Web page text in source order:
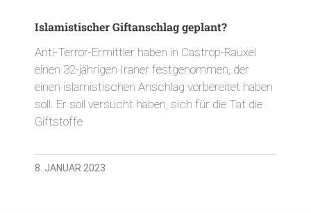
Islamistischer Giftanschlag geplant?
Anti-Terror-Ermittler haben in Castrop-Rauxel
einen 32-jährigen Iraner festgenommen, der
einen islamistischen Anschlag vorbereitet haben
soll. Er soll versucht haben, sich für die Tat die
Giftstoffe
8. JANUAR 2023